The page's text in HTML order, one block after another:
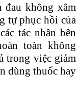
không xâm
tự phục hồi của
tác nhân bên
toàn không
trong việc giảm
dùng thuốc hay